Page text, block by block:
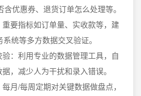
优惠券、退货订单怎么处理等。
要指标如订单量、实收款等，建
统等多方数据交叉验证。
：利用专业的数据管理工具，自
，减少人为干扰和录入错误。
月/每周定期对关键数据做盘点，